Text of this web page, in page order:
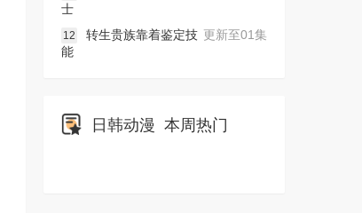
士
更新至01集
12
转生贵族靠着鉴定技
能
日韩动漫 本周热门